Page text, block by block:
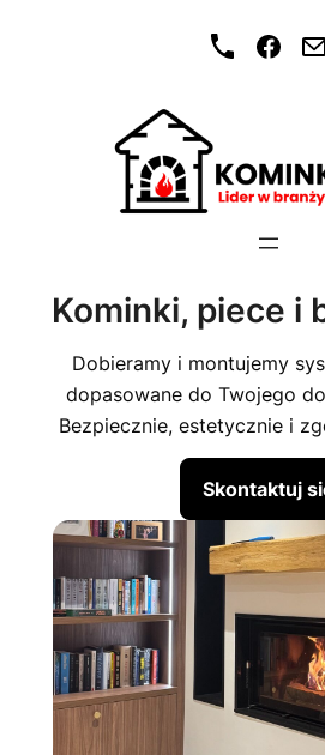
Kominki, piece i
Kominki,
Dobieramy i montujemy
dopasowane do Twojego
Bezpiecznie, estetycznie i
Skontaktuj